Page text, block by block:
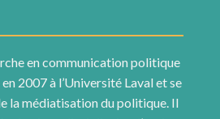
en communication politique
2007 à l’Université Laval et se
la médiatisation du politique. Il